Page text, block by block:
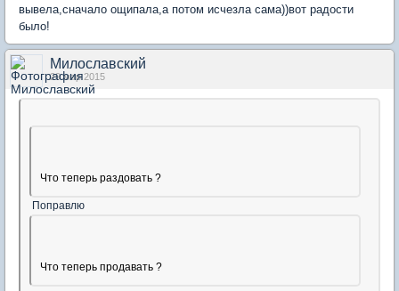
вывела,сначало ощипала,а потом исчезла сама))вот радости
было!
Милославский
29 мар 2015
Что теперь раздовать ?
Поправлю
Что теперь продавать ?